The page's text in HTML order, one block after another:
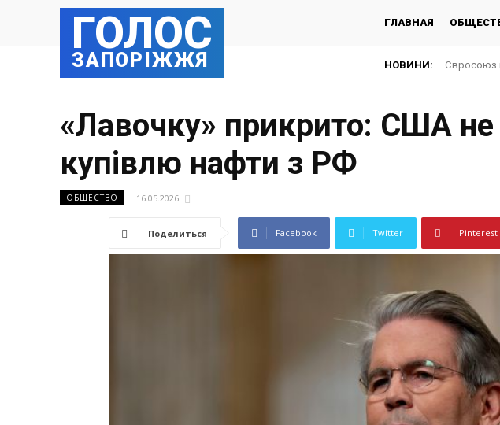
ГОЛОС
ЗАПОРІЖЖЯ
ГЛАВНАЯ
НОВИНИ: Євросоюз
«Лавочку» прикрито: США
купівлю нафти з РФ
ОБЩЕСТВО 16.05.2026
Поделиться Facebook Twitter Pinterest